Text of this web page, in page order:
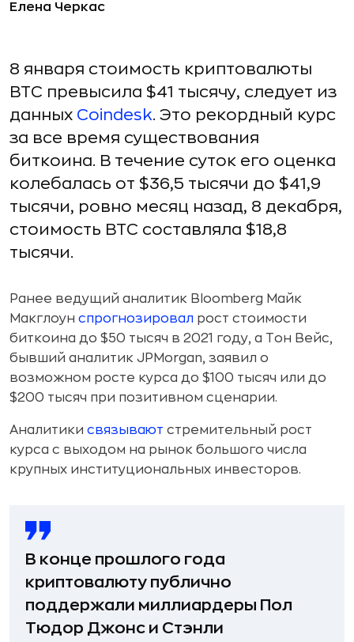
Елена Черкас
8 января стоимость криптовалюты
BTC превысила $41 тысячу, следует из
данных Coindesk. Это рекордный курс
за все время существования
биткоина. В течение суток его оценка
колебалась от $36,5 тысячи до $41,9
тысячи, ровно месяц назад, 8 декабря,
стоимость BTC составляла $18,8
тысячи.
Ранее ведущий аналитик Bloomberg Майк
Макглоун спрогнозировал рост стоимости
биткоина до $50 тысяч в 2021 году, а Тон Вейс,
бывший аналитик JPMorgan, заявил о
возможном росте курса до $100 тысяч или до
$200 тысяч при позитивном сценарии.
Аналитики связывают стремительный рост
курса с выходом на рынок большого числа
крупных институциональных инвесторов.
В конце прошлого года
криптовалюту публично
поддержали миллиардеры Пол
Тюдор Джонс и Стэнли